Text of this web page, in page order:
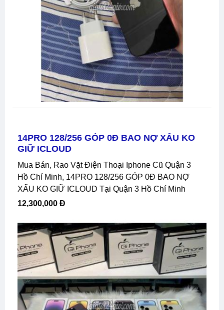
14PRO 128/256 GÓP 0Đ BAO NỢ XẤU KO
GIỮ ICLOUD
Mua Bán, Rao Vặt Điện Thoại Iphone Cũ Quận 3
Hồ Chí Minh, 14PRO 128/256 GÓP 0Đ BAO NỢ
XẤU KO GIỮ ICLOUD Tại Quận 3 Hồ Chí Minh
12,300,000 Đ